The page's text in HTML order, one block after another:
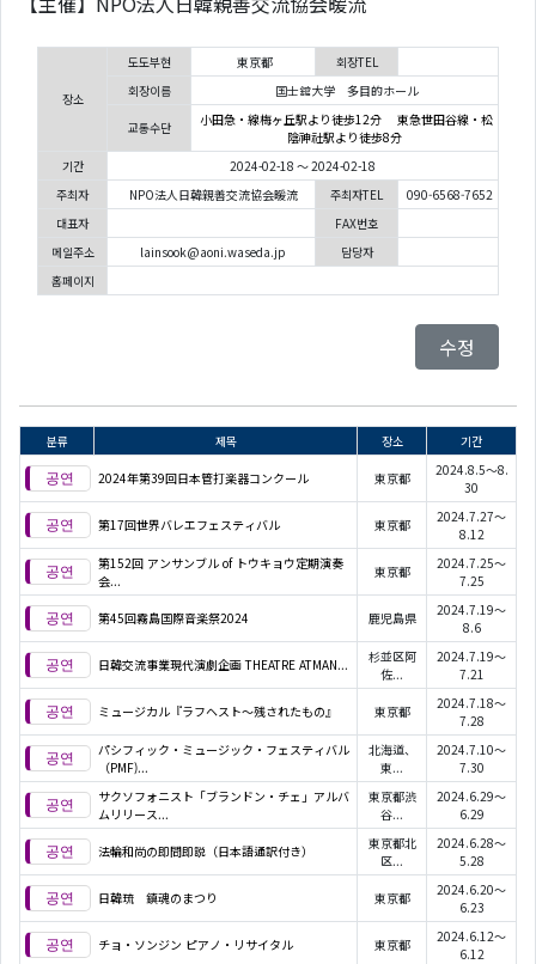
장소
도도부현 東京都
회장TEL
회장이름
国士舘大学 多目的ホール
교통수단
小田急・線梅ヶ丘駅より徒歩12分 東急世田谷線・松
陰神社駅より徒歩8分
기간
2024-02-18 ～ 2024-02-18
주최자
NPO法人日韓親善交流協会暖流 주최자TEL
090-6568-7652
대표자
FAX번호
메일주소
lainsook@aoni.waseda.jp
담당자
홈페이지
수정
분류 제목 장소 기간
2024年第39回日本管打楽器コンクール 東京都
2024.8.5～8.
30
第17回世界バレエフェスティバル 東京都
2024.7.27～
8.12
第152回 アンサンブル of トウキョウ定期演奏
会...
東京都
2024.7.25～
7.25
第45回霧島国際音楽祭2024 鹿児島県
2024.7.19～
8.6
日韓交流事業現代演劇企画 THEATRE ATMAN...
杉並区阿
佐...
2024.7.19～
7.21
ミュージカル『ラフヘスト～残されたもの』 東京都
2024.7.18～
7.28
パシフィック・ミュージック・フェスティバル
（PMF)...
北海道、
東...
2024.7.10～
7.30
サクソフォニスト「ブランドン・チェ」アルバ
ムリリース...
東京都渋
谷...
2024.6.29～
6.29
法輪和尚の即問即説（日本語通訳付き）
東京都北
区...
2024.6.28～
5.28
日韓琉 鎮魂のまつり 東京都
2024.6.20～
6.23
チョ・ソンジン ピアノ・リサイタル 東京都
2024.6.12～
6.12